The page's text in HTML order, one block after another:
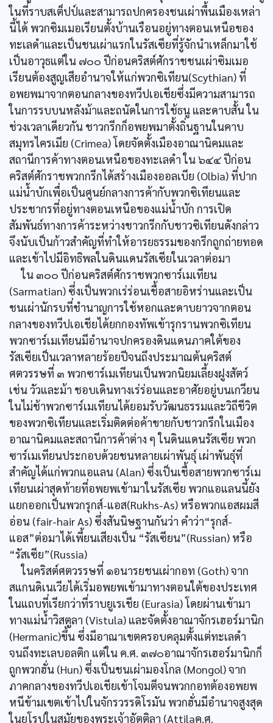
ในที่ราบสเต็ปป์และสามารถปกครองชนเผ่าพื้นเมืองเหล่า
นี้ได้ พวกซิมเมอเรียนตั้งบ้านเรือนอยู่ทางตอนเหนือของ
ทะเลดำและเป็นชนเผ่าแรกในรัสเซียที่รู้จักนำเหล็กมาใช้
เป็นอาวุธแต่ใน ๗๐๐ ปีก่อนคริสต์ศักราชชนเผ่าซิมเมอ
เรียนต้องสูญเสียอำนาจให้แก่พวกซิเทียน(Scythian) ที่
อพยพมาจากตอนกลางของทวีปเอเชียซึ่งมีความสามารถ
ในการรบบนหลังม้าและถนัดในการใช้ธนู และดาบสั้น ใน
ช่วงเวลาเดียวกัน ชาวกรีกก็อพยพมาตั้งถิ่นฐานในคาบ
สมุทรไครเมีย (Crimea) โดยจัดตั้งเมืองอาณานิคมและ
สถานีการค้าทางตอนเหนือของทะเลดำ ใน ๖๔๔ ปีก่อน
คริสต์ศักราชพวกกรีกได้สร้างเมืองออลเบีย (Olbia) ที่ปาก
แม่น้ำบักเพื่อเป็นศูนย์กลางการค้ากับพวกซิเทียนและ
ประชากรที่อยู่ทางตอนเหนือของแม่น้ำบัก การเปิด
สัมพันธ์ทางการค้าระหว่างชาวกรีกกับชาวซิเทียนดังกล่าว
จึงนับเป็นก้าวสำคัญที่ทำให้อารยธรรมของกรีกถูกถ่ายทอด
และเข้าไปมีอิทธิพลในดินแดนรัสเซียในเวลาต่อมา
ใน ๓๐๐ ปีก่อนคริสต์ศักราชพวกซาร์เมเทียน
(Sarmatian) ซึ่งเป็นพวกเร่ร่อนเชื้อสายอิหร่านและเป็น
ชนเผ่านักรบที่ชำนาญการใช้หอกและดาบยาวจากตอน
กลางของทวีปเอเชียได้ยกกองทัพเข้ารุกรานพวกซิเทียน
พวกซาร์เมเทียนมีอำนาจปกครองดินแดนภาคใต้ของ
รัสเซียเป็นเวลาหลายร้อยปีจนถึงประมาณต้นคริสต์
ศตวรรษที่ ๓ พวกซาร์เมเทียนเป็นพวกนิยมเลี้ยงฝูงสัตว์
เช่น วัวและม้า ชอบเดินทางเร่ร่อนและอาศัยอยู่บนเกวียน
ในไม่ช้าพวกซาร์เมเทียนได้ยอมรับวัฒนธรรมและวิถีชีวิต
ของพวกซิเทียนและเริ่มติดต่อค้าขายกับชาวกรีกในเมือง
อาณานิคมและสถานีการค้าต่าง ๆ ในดินแดนรัสเซีย พวก
ซาร์เมเทียนประกอบด้วยชนหลายเผ่าพันธุ์ เผ่าพันธุ์ที่
สำคัญได้แก่พวกแอแลน (Alan) ซึ่งเป็นเชื้อสายพวกซาร์เม
เทียนเผ่าสุดท้ายที่อพยพเข้ามาในรัสเซีย พวกแอแลนนี้ยัง
แยกออกเป็นพวกรุกส์-แอส(Rukhs-As) หรือพวกแอสผมสี
อ่อน (fair-hair As) ซึ่งสันนิษฐานกันว่า คำว่า“รุกส์-
แอส”ต่อมาได้เพี้ยนเสียงเป็น “รัสเซียน”(Russian) หรือ
“รัสเซีย”(Russia)
ในคริสต์ศตวรรษที่ ๑อนารยชนเผ่ากอท (Goth) จาก
สแกนดิเนเวียได้เริ่มอพยพเข้ามาทางตอนใต้ของประเทศ
ในแถบที่เรียกว่าที่ราบยูเรเชีย (Eurasia) โดยผ่านเข้ามา
ทางแม่น้ำวิสตูลา (Vistula) และจัดตั้งอาณาจักรเฮอร์มานิก
(Hermanic)ขึ้น ซึ่งมีอาณาเขตครอบคลุมตั้งแต่ทะเลดำ
จนถึงทะเลบอลติก แต่ใน ค.ศ. ๓๗๐อาณาจักรเฮอร์มานิกก็
ถูกพวกฮั่น (Hun) ซึ่งเป็นชนเผ่ามองโกล (Mongol) จาก
ภาคกลางของทวีปเอเชียเข้าโจมตีจนพวกกอทต้องอพยพ
หนีข้ามเขตเข้าไปในจักรวรรดิโรมัน พวกฮั่นมีอำนาจสูงสุด
ในยุโรปในสมัยของพระเจ้าอัตติลา (Attilaค.ศ.